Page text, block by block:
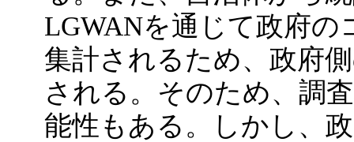
LGWANを通じて政府
集計されるため、政府
される。そのため、調
能性もある。しかし、